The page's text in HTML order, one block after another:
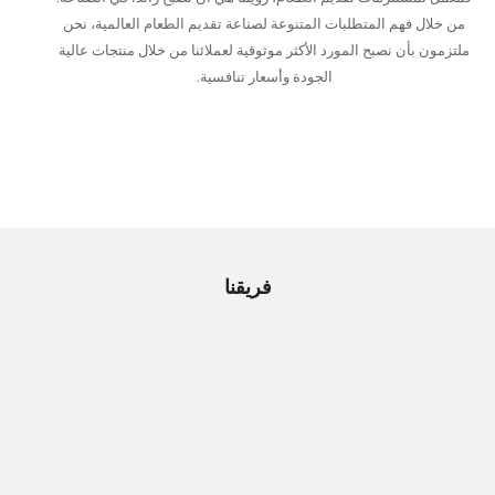
المتطلبات المتنوعة لصناعة تقديم الطعام العالمية، نحن
نصبح المورد الأكثر موثوقية لعملائنا من خلال منتجات عالية
الجودة وأسعار تنافسية.